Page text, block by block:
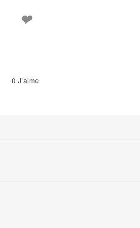
❤
0 J'aime